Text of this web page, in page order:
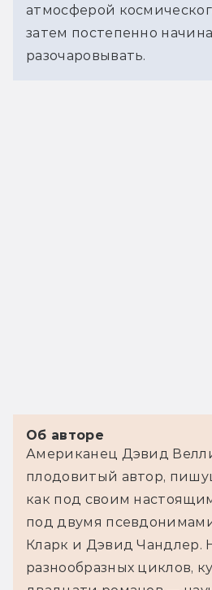
атмосферой
затем постепенно
разочаровывать.
Об авторе
Американец Дэвид
плодовитый автор,
как под своим
под двумя
Кларк и Дэвид Чандлер.
разнообразных циклов,